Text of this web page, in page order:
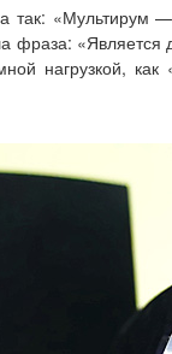
«Мультирум
нагрузкой,